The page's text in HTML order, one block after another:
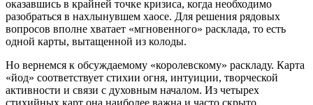
оказавшись в крайней точке кризиса, когда необходимо
разобраться в нахлынувшем хаосе. Для решения рядовых
вопросов вполне хватает «мгновенного» расклада, то есть
одной карты, вытащенной из колоды.
Но вернемся к обсуждаемому «королевскому» раскладу. Карта
«йод» соответствует стихии огня, интуиции, творческой
активности и связи с духовным началом. Из четырех